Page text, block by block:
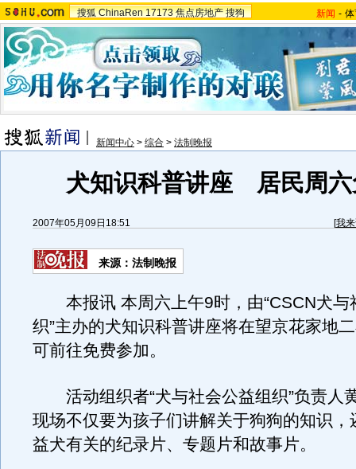
搜狐 ChinaRen 17173 焦点房地产 搜狗 新闻 -
新闻中心 > 综合 > 法制晚报
犬知识科普讲座 居民周六
2007年05月09日18:51 [我
来源：法制晚报
本报讯 本周六上午9时，由“CSCN犬与
织”主办的犬知识科普讲座将在望京花家地
可前往免费参加。
活动组织者“犬与社会公益组织”负责人
现场不仅要为孩子们讲解关于狗狗的知识，
益犬有关的纪录片、专题片和故事片。